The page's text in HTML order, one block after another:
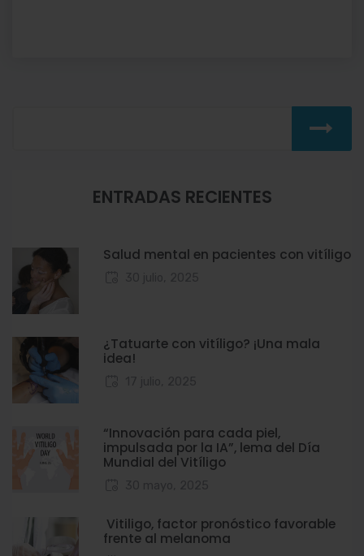
ENTRADAS RECIENTES
Salud mental en pacientes con vitíligo
¿Tatuarte con vitíligo? ¡Una mala
idea!
“Innovación para cada piel,
impulsada por la IA”, lema del Día
Mundial del Vitíligo
Vitiligo, factor pronóstico favorable
frente al melanoma